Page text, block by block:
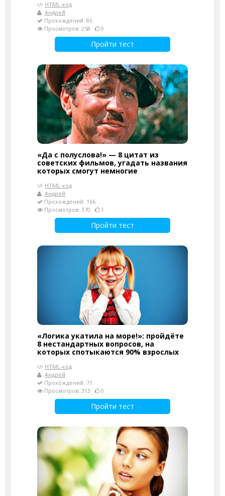
HTML-код
Андрей
Прохождений: 86
Просмотров: 258
0
Пройти тест
«Да с полуслова!» — 8 цитат из
советских фильмов, угадать названия
которых смогут немногие
HTML-код
Андрей
Прохождений: 166
Просмотров: 370
1
Пройти тест
«Логика укатила на море!»: пройдёте
8 нестандартных вопросов, на
которых спотыкаются 90% взрослых
HTML-код
Андрей
Прохождений: 71
Просмотров: 313
0
Пройти тест